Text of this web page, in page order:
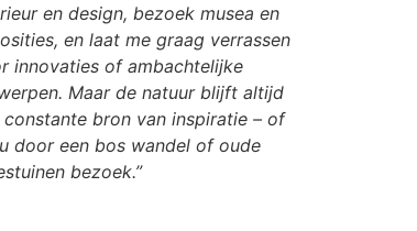
en design, bezoek musea en
en laat me graag verrassen
innovaties of ambachtelijke
Maar de natuur blijft altijd
constante bron van inspiratie – of
door een bos wandel of oude
bezoek.”